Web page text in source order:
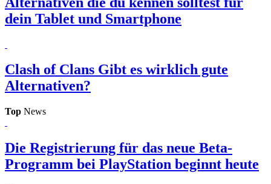
dein Tablet und Smartphone
Clash of Clans Gibt es wirklich gute
Alternativen?
Top News
Die Registrierung für das neue Beta-
Programm bei PlayStation beginnt heute